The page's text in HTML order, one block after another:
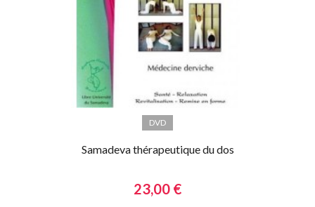
DVD
Samadeva thérapeutique du dos
23,00 €